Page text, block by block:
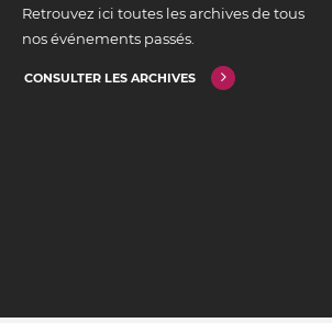
Retrouvez ici toutes les archives de tous
nos événements passés.
CONSULTER LES ARCHIVES